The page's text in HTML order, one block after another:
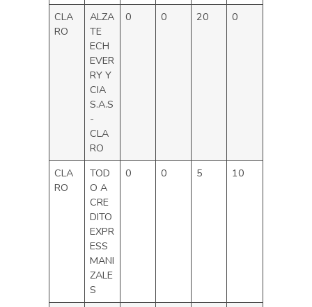
CLA
RO
ALZA
TE
ECH
EVER
RY Y
CIA
S.A.S
-
CLA
RO
0 0 20 0
CLA
RO
TOD
O A
CRE
DITO
EXPR
ESS
MANI
ZALE
S
0 0 5 10